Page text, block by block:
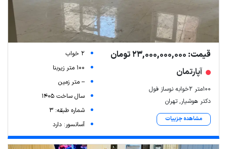
قیمت: 23,000,000,000 تومان
آپارتمان
100متر 2خوابه نوساز فول
دکتر هوشیار, تهران
مشاهده جزییات
2 خواب
100 متر زیربنا
-- متر زمین
سال ساخت 1405
شماره طبقه: 3
آسانسور: دارد